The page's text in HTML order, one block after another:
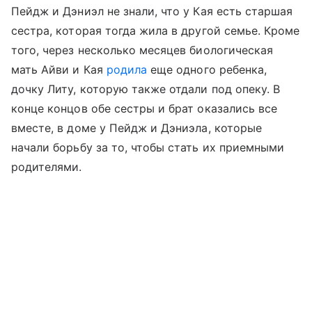
Пейдж и Дэниэл не знали, что у Кая есть старшая
сестра, которая тогда жила в другой семье. Кроме
того, через несколько месяцев биологическая
мать Айви и Кая родила еще одного ребенка,
дочку Литу, которую также отдали под опеку. В
конце концов обе сестры и брат оказались все
вместе, в доме у Пейдж и Дэниэла, которые
начали борьбу за то, чтобы стать их приемными
родителями.